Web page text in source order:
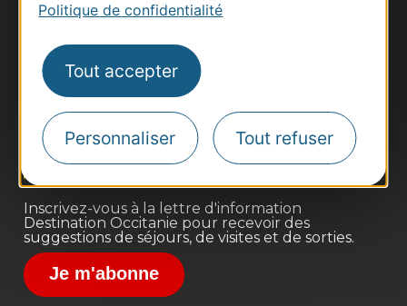
Politique de confidentialité
Tout accepter
Personnaliser Tout refuser
Thermalisme
Business/Mice
Pros d'Occitanie
Site presse et d'influence
Voyagistes
Inscrivez-vous à la lettre d'information
Destination Occitanie pour recevoir des
suggestions de séjours, de visites et de sorties.
Je m'abonne